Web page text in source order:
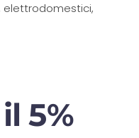
elettrodomestici,
5%